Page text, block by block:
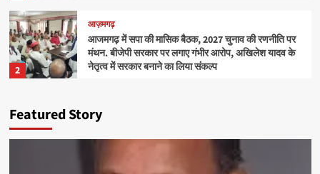
2
आज़मगढ़
आजमगढ़ में सपा की मासिक बैठक, 2027 चुनाव की रणनीति पर
मंथन. बीजेपी सरकार पर लगाए गंभीर आरोप, अखिलेश यादव के
नेतृत्व में सरकार बनाने का लिया संकल्प
आज़मगढ़
आजमगढ़: फूलपुर के 16 साल पुराने हत्या के प्रयास के मामले में
4 दोषियों को 7-7 साल की सजा
Featured Story